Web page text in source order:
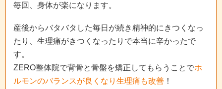
毎回、身体が楽になります。
産後からバタバタした毎日が続き精神的にきつくなっ
たり、生理痛がきつくなったりで本当に辛かったで
す。
ZERO整体院で背骨と骨盤を矯正してもらうことでホ
ルモンのバランスが良くなり生理痛も改善 ！